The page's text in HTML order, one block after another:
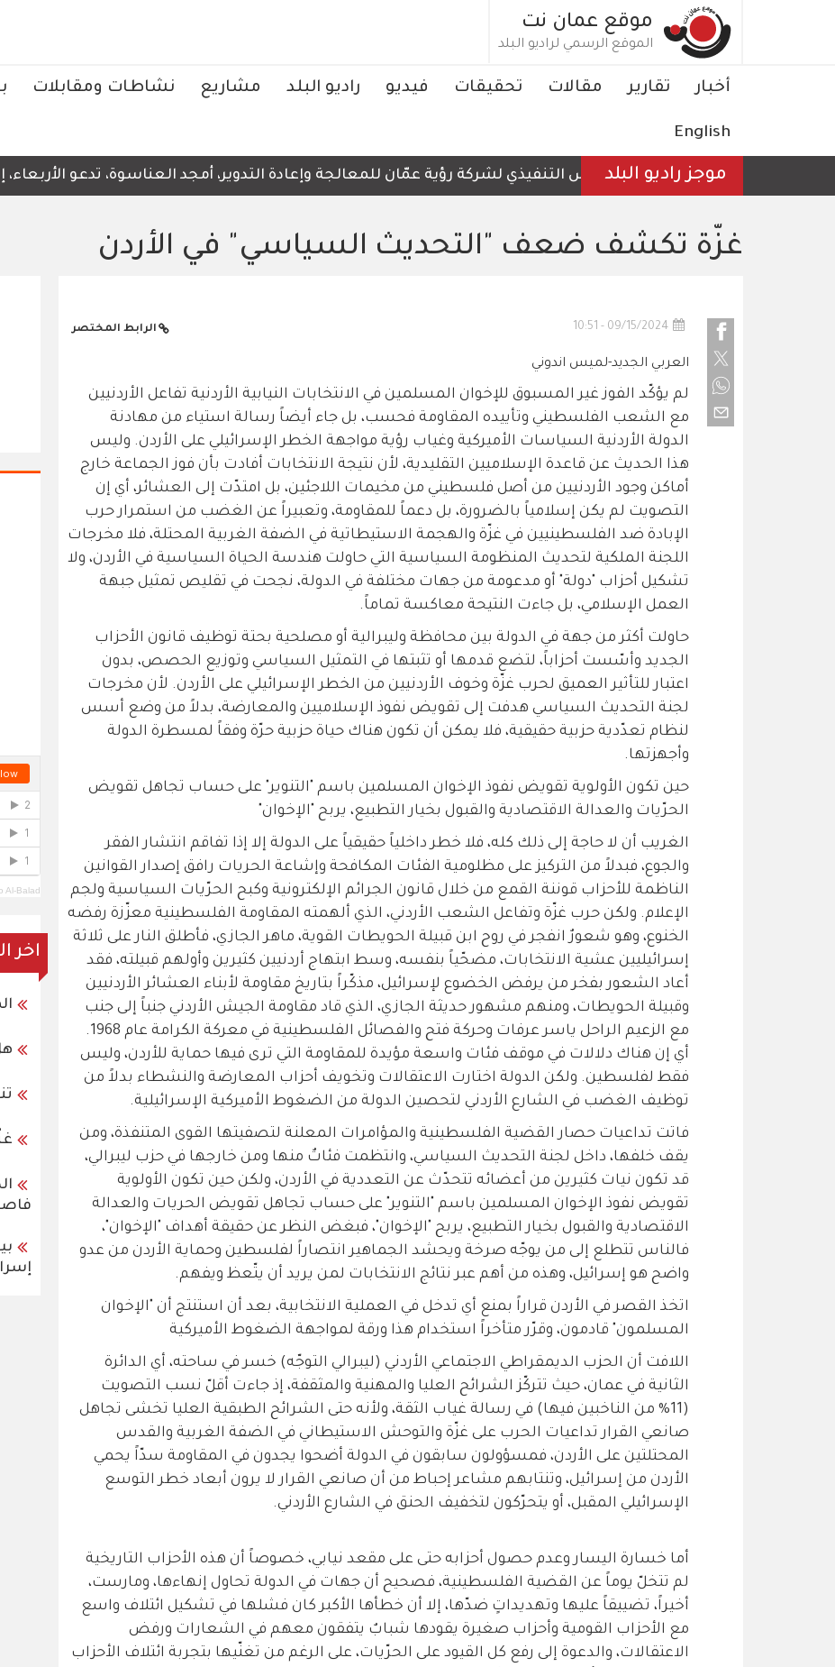
موقع عمان نت
الموقع الرسمي لراديو البلد
Main
أخبار تقارير مقالات تحقيقات فيديو راديو البلد مشاريع نشاطات ومقابلات
English
موجز راديو البلدالرئيس التنفيذي لشركة رؤية عمّان للمعالجة وإعادة التدوير، أمجد العناسوة، تدعو الأربعاء،
غزّة تكشف ضعف "التحديث السياسي" في الأردن
09/15/2024 - 10:51 الرابط المختصر
العربي الجديد-لميس اندوني
لم يؤكّد الفوز غير المسبوق للإخوان المسلمين في الانتخابات النيابية الأردنية تفاعل الأردنيين
مع الشعب الفلسطيني وتأييده المقاومة فحسب، بل جاء أيضاً رسالة استياء من مهادنة
الدولة الأردنية السياسات الأميركية وغياب رؤية مواجهة الخطر الإسرائيلي على الأردن. وليس
هذا الحديث عن قاعدة الإسلاميين التقليدية، لأن نتيجة الانتخابات أفادت بأن فوز الجماعة خارج
أماكن وجود الأردنيين من أصل فلسطيني من مخيمات اللاجئين، بل امتدّت إلى العشائر، أي إن
التصويت لم يكن إسلامياً بالضرورة، بل دعماً للمقاومة، وتعبيراً عن الغضب من استمرار حرب
الإبادة ضد الفلسطينيين في غزّة والهجمة الاستيطاتية في الضفة الغربية المحتلة، فلا مخرجات
اللجنة الملكية لتحديث المنظومة السياسية التي حاولت هندسة الحياة السياسية في الأردن، ولا
تشكيل أحزاب "دولة" أو مدعومة من جهات مختلفة في الدولة، نجحت في تقليص تمثيل جبهة
العمل الإسلامي، بل جاءت النتيحة معاكسة تماماً.
حاولت أكثر من جهة في الدولة بين محافظة وليبرالية أو مصلحية بحتة توظيف قانون الأحزاب
الجديد وأسّست أحزاباً، لتضع قدمها أو تثبتها في التمثيل السياسي وتوزيع الحصص، بدون
اعتبار للتأثير العميق لحرب غزّة وخوف الأردنيين من الخطر الإسرائيلي على الأردن. لأن مخرجات
لجنة التحديث السياسي هدفت إلى تقويض نفوذ الإسلاميين والمعارضة، بدلاً من وضع أسس
لنظام تعدّدية حزبية حقيقية، فلا يمكن أن تكون هناك حياة حزبية حرّة وفقاً لمسطرة الدولة
وأجهزتها.
حين تكون الأولوية تقويض نفوذ الإخوان المسلمين باسم "التنوير" على حساب تجاهل تقويض
الحرّيات والعدالة الاقتصادية والقبول بخيار التطبيع، يربح "الإخوان"
الغريب أن لا حاجة إلى ذلك كله، فلا خطر داخلياً حقيقياً على الدولة إلا إذا تفاقم انتشار الفقر
والجوع، فبدلاً من التركيز على مظلومية الفئات المكافحة وإشاعة الحريات رافق إصدار القوانين
الناظمة للأحزاب قوننة القمع من خلال قانون الجرائم الإلكترونية وكبح الحرّيات السياسية ولجم
الإعلام. ولكن حرب غزّة وتفاعل الشعب الأردني، الذي ألهمته المقاومة الفلسطينية معزّزة رفضه
الخنوع، وهو شعورٌ انفجر في روح ابن قبيلة الحويطات القوية، ماهر الجازي، فأطلق النار على ثلاثة
إسرائيليين عشية الانتخابات، مضحّياً بنفسه، وسط ابتهاج أردنيين كثيرين وأولهم قبيلته، فقد
أعاد الشعور بفخر من يرفض الخضوع لإسرائيل، مذكّراً بتاريخ مقاومة لأبناء العشائر الأردنيين
وقبيلة الحويطات، ومنهم مشهور حديثة الجازي، الذي قاد مقاومة الجيش الأردني جنباً إلى جنب
مع الزعيم الراحل ياسر عرفات وحركة فتح والفصائل الفلسطينية في معركة الكرامة عام 1968.
أي إن هناك دلالات في موقف فئات واسعة مؤيدة للمقاومة التي ترى فيها حماية للأردن، وليس
فقط لفلسطين. ولكن الدولة اختارت الاعتقالات وتخويف أحزاب المعارضة والنشطاء بدلاً من
توظيف الغضب في الشارع الأردني لتحصين الدولة من الضغوط الأميركية الإسرائيلية.
فاتت تداعيات حصار القضية الفلسطينية والمؤامرات المعلنة لتصفيتها القوى المتنفذة، ومن
يقف خلفها، داخل لجنة التحديث السياسي، وانتظمت فئاتٌ منها ومن خارجها في حزب ليبرالي،
قد تكون نيات كثيرين من أعضائه تتحدّث عن التعددية في الأردن، ولكن حين تكون الأولوية
تقويض نفوذ الإخوان المسلمين باسم "التنوير" على حساب تجاهل تقويض الحريات والعدالة
الاقتصادية والقبول بخيار التطبيع، يربح "الإخوان"، فبغض النظر عن حقيقة أهداف "الإخوان"،
فالناس تتطلع إلى من يوجّه صرخة ويحشد الجماهير انتصاراً لفلسطين وحماية الأردن من عدو
واضح هو إسرائيل، وهذه من أهم عبر نتائج الانتخابات لمن يريد أن يتّعظ ويفهم.
اتخذ القصر في الأردن قراراً بمنع أي تدخل في العملية الانتخابية، بعد أن استنتج أن "الإخوان
المسلمون" قادمون، وقرّر متأخراً استخدام هذا ورقة لمواجهة الضغوط الأميركية
اللافت أن الحزب الديمقراطي الاجتماعي الأردني (ليبرالي التوجّه) خسر في ساحته، أي الدائرة
الثانية في عمان، حيث تتركّز الشرائح العليا والمهنية والمثقفة، إذ جاءت أقلّ نسب التصويت
(11% من الناخبين فيها) في رسالة غياب الثقة، ولأنه حتى الشرائح الطبقية العليا تخشى تجاهل
صانعي القرار تداعيات الحرب على غزّة والتوحش الاستيطاني في الضفة الغربية والقدس
المحتلتين على الأردن، فمسؤولون سابقون في الدولة أضحوا يجدون في المقاومة سدّاً يحمي
الأردن من إسرائيل، وتنتابهم مشاعر إحباط من أن صانعي القرار لا يرون أبعاد خطر التوسع
الإسرائيلي المقبل، أو يتحرّكون لتخفيف الحنق في الشارع الأردني.
أما خسارة اليسار وعدم حصول أحزابه حتى على مقعد نيابي، خصوصاً أن هذه الأحزاب التاريخية
لم تتخلّ يوماً عن القضية الفلسطينية، فصحيح أن جهات في الدولة تحاول إنهاءها، ومارست،
أخيراً، تضييقاً عليها وتهديداتٍ ضدّها، إلا أن خطأها الأكبر كان فشلها في تشكيل ائتلاف واسع
مع الأحزاب القومية وأحزاب صغيرة يقودها شبابٌ يتفقون معهم في الشعارات ورفض
الاعتقالات، والدعوة إلى رفع كل القيود على الحرّيات، على الرغم من تغنّيها بتجربة ائتلاف الأحزاب
Al-Balad
اخر